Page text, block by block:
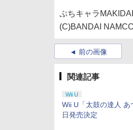
ぷちキャラMAKIDAI
(C)BANDAI
前の画像
関連記事
Wii U
Wii U「太鼓の達人
日発売決定